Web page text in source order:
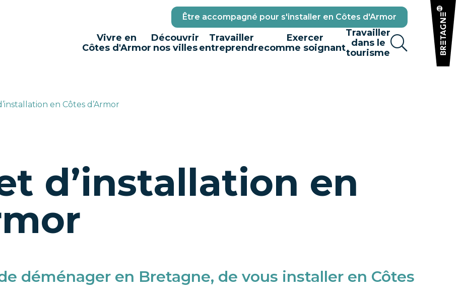
Être accompagné pour s'installer en Côtes d'Armor
Vivre en
Côtes d'Armor
Découvrir
nos villes
Travailler
entreprendre
Exercer
comme soignant
Travailler
dans le
tourisme
en Côtes d’Armor
d’installation en
déménager en Bretagne, de vous installer en Côtes